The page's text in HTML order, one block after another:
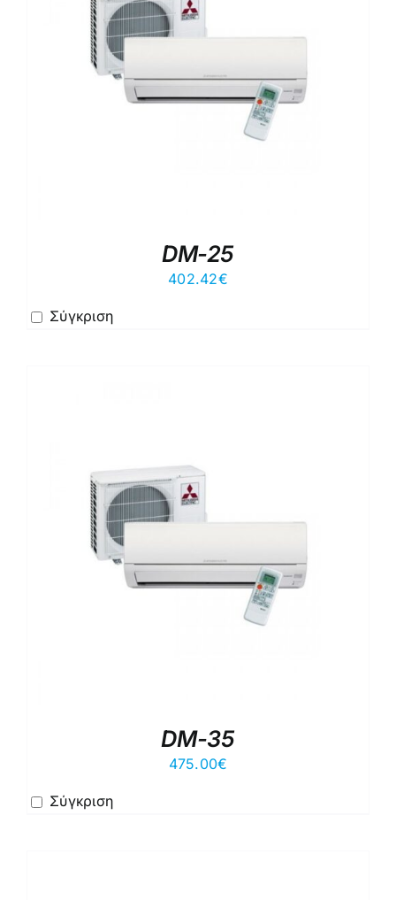
DM-25
402.42€
Σύγκριση
DM-35
475.00€
Σύγκριση